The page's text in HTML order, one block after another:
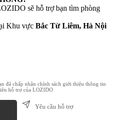
sẽ hỗ trợ bạn tìm phòng
Khu vực Bắc Từ Liêm, Hà Nội
đã chấp nhận chính sách giới thiệu thông tin
hỗ trợ của LOZIDO
Yêu cầu hỗ trợ